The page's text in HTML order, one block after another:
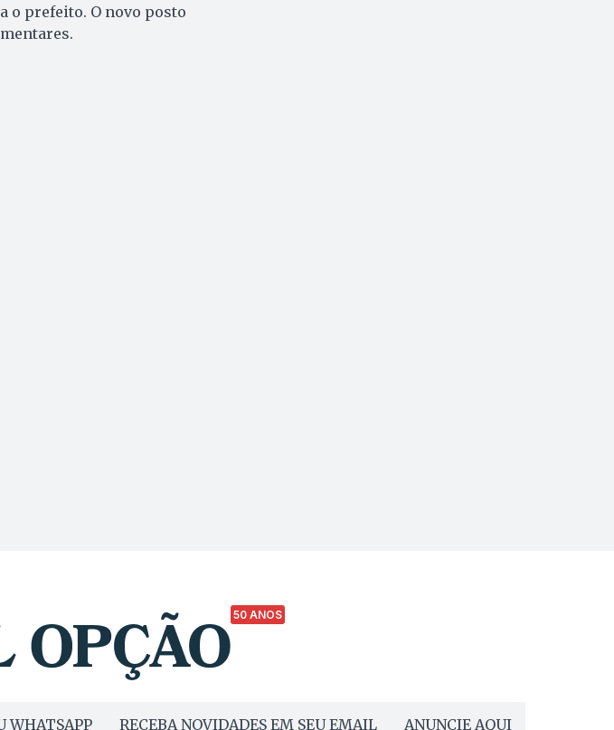
o prefeito. O novo posto
50 ANOS
WHATSAPP RECEBA NOVIDADES EM SEU EMAIL ANUNCIE AQUI